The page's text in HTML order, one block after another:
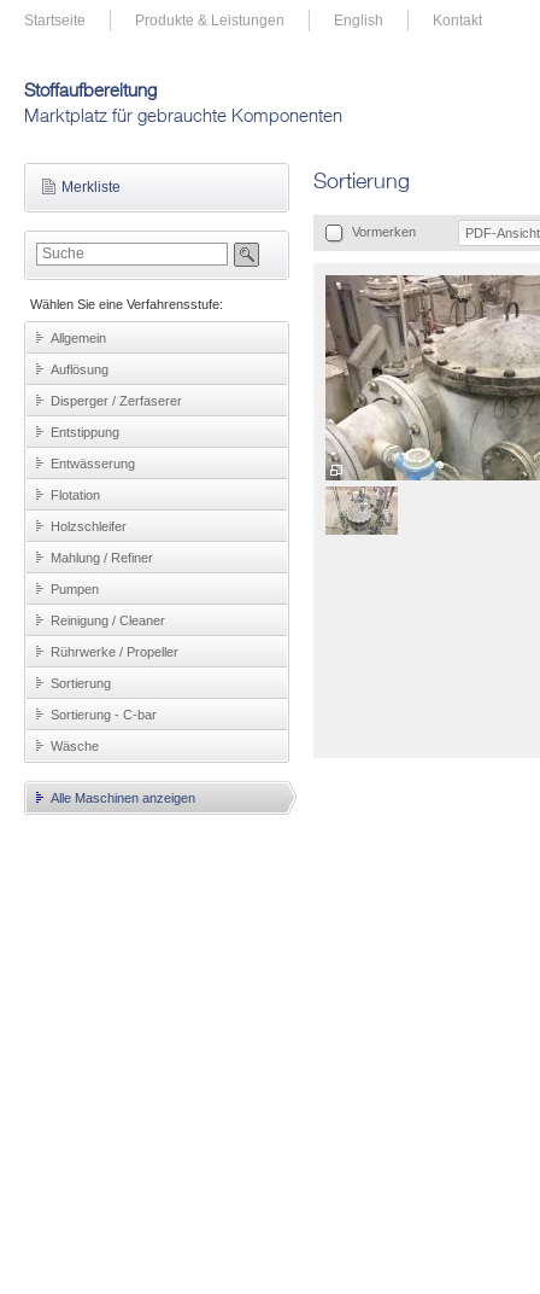
Startseite Produkte & Leistungen English Kontakt
Stoffaufbereitung
Marktplatz für gebrauchte Komponenten
Merkliste
Wählen Sie eine Verfahrensstufe:
Allgemein
Auflösung
Disperger / Zerfaserer
Entstippung
Entwässerung
Flotation
Holzschleifer
Mahlung / Refiner
Pumpen
Reinigung / Cleaner
Rührwerke / Propeller
Sortierung
Sortierung - C-bar
Wäsche
Alle Maschinen anzeigen
Sortierung
Vormerken PDF-Ansicht